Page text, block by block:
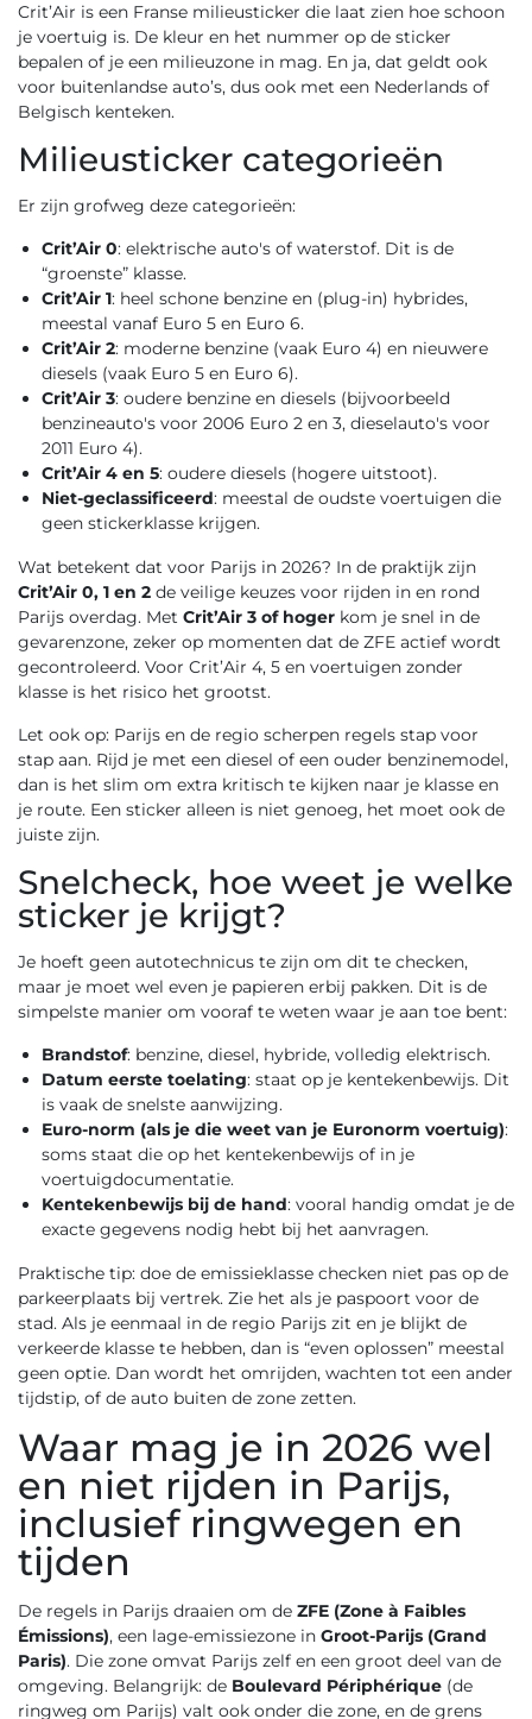
Crit’Air is een Franse milieusticker die laat zien hoe schoon
je voertuig is. De kleur en het nummer op de sticker
bepalen of je een milieuzone in mag. En ja, dat geldt ook
voor buitenlandse auto’s, dus ook met een Nederlands of
Belgisch kenteken.
Milieusticker categorieën
Er zijn grofweg deze categorieën:
Crit’Air 0: elektrische auto's of waterstof. Dit is de
“groenste” klasse.
Crit’Air 1: heel schone benzine en (plug-in) hybrides,
meestal vanaf Euro 5 en Euro 6.
Crit’Air 2: moderne benzine (vaak Euro 4) en nieuwere
diesels (vaak Euro 5 en Euro 6).
Crit’Air 3: oudere benzine en diesels (bijvoorbeeld
benzineauto's voor 2006 Euro 2 en 3, dieselauto's voor
2011 Euro 4).
Crit’Air 4 en 5: oudere diesels (hogere uitstoot).
Niet-geclassificeerd: meestal de oudste voertuigen die
geen stickerklasse krijgen.
Wat betekent dat voor Parijs in 2026? In de praktijk zijn
Crit’Air 0, 1 en 2 de veilige keuzes voor rijden in en rond
Parijs overdag. Met Crit’Air 3 of hoger kom je snel in de
gevarenzone, zeker op momenten dat de ZFE actief wordt
gecontroleerd. Voor Crit’Air 4, 5 en voertuigen zonder
klasse is het risico het grootst.
Let ook op: Parijs en de regio scherpen regels stap voor
stap aan. Rijd je met een diesel of een ouder benzinemodel,
dan is het slim om extra kritisch te kijken naar je klasse en
je route. Een sticker alleen is niet genoeg, het moet ook de
juiste zijn.
Snelcheck, hoe weet je welke
sticker je krijgt?
Je hoeft geen autotechnicus te zijn om dit te checken,
maar je moet wel even je papieren erbij pakken. Dit is de
simpelste manier om vooraf te weten waar je aan toe bent:
Brandstof: benzine, diesel, hybride, volledig elektrisch.
Datum eerste toelating: staat op je kentekenbewijs. Dit
is vaak de snelste aanwijzing.
Euro-norm (als je die weet van je Euronorm voertuig):
soms staat die op het kentekenbewijs of in je
voertuigdocumentatie.
Kentekenbewijs bij de hand: vooral handig omdat je de
exacte gegevens nodig hebt bij het aanvragen.
Praktische tip: doe de emissieklasse checken niet pas op de
parkeerplaats bij vertrek. Zie het als je paspoort voor de
stad. Als je eenmaal in de regio Parijs zit en je blijkt de
verkeerde klasse te hebben, dan is “even oplossen” meestal
geen optie. Dan wordt het omrijden, wachten tot een ander
tijdstip, of de auto buiten de zone zetten.
Waar mag je in 2026 wel
en niet rijden in Parijs,
inclusief ringwegen en
tijden
De regels in Parijs draaien om de ZFE (Zone à Faibles
Émissions), een lage-emissiezone in Groot-Parijs (Grand
Paris). Die zone omvat Parijs zelf en een groot deel van de
omgeving. Belangrijk: de Boulevard Périphérique (de
ringweg om Parijs) valt ook onder die zone, en de grens